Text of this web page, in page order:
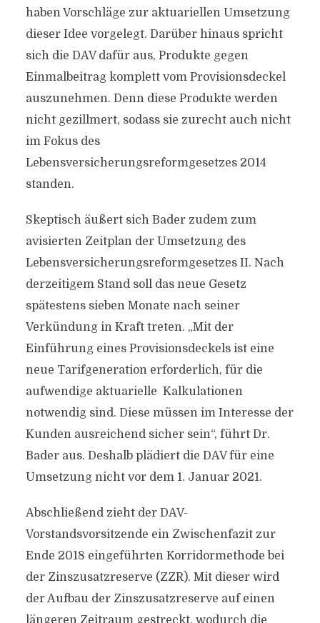
haben Vorschläge zur aktuariellen Umsetzung
dieser Idee vorgelegt. Darüber hinaus spricht
sich die DAV dafür aus, Produkte gegen
Einmalbeitrag komplett vom Provisionsdeckel
auszunehmen. Denn diese Produkte werden
nicht gezillmert, sodass sie zurecht auch nicht
im Fokus des
Lebensversicherungsreformgesetzes 2014
standen.
Skeptisch äußert sich Bader zudem zum
avisierten Zeitplan der Umsetzung des
Lebensversicherungsreformgesetzes II. Nach
derzeitigem Stand soll das neue Gesetz
spätestens sieben Monate nach seiner
Verkündung in Kraft treten. „Mit der
Einführung eines Provisionsdeckels ist eine
neue Tarifgeneration erforderlich, für die
aufwendige aktuarielle Kalkulationen
notwendig sind. Diese müssen im Interesse der
Kunden ausreichend sicher sein“, führt Dr.
Bader aus. Deshalb plädiert die DAV für eine
Umsetzung nicht vor dem 1. Januar 2021.
Abschließend zieht der DAV-
Vorstandsvorsitzende ein Zwischenfazit zur
Ende 2018 eingeführten Korridormethode bei
der Zinszusatzreserve (ZZR). Mit dieser wird
der Aufbau der Zinszusatzreserve auf einen
längeren Zeitraum gestreckt, wodurch die